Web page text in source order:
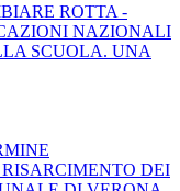
ROTTA -
NAZIONALI
SCUOLA. UNA
DEI